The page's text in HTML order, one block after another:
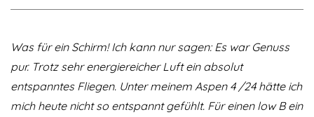
Was für ein Schirm! Ich kann nur sagen: Es war Genuss
pur. Trotz sehr energiereicher Luft ein absolut
entspanntes Fliegen. Unter meinem Aspen 4 /24 hätte ich
mich heute nicht so entspannt gefühlt. Für einen low B ein